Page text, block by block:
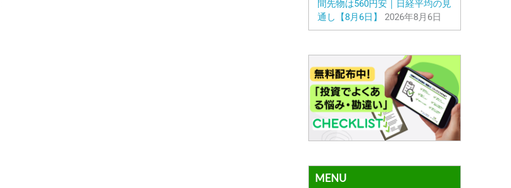
間先物は560円安｜日経平均の見
通し【8月6日】
2026年8月6日
MENU